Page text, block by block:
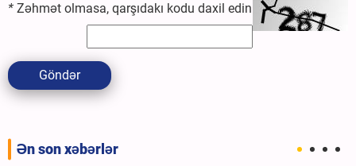
* Zəhmət olmasa, qarşıdakı kodu daxil edin
Göndər
Ən son xəbərlər